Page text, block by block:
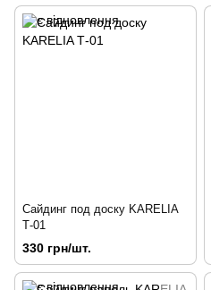
Сайдинг под доску KARELIA
Т-01
330 грн/шт.